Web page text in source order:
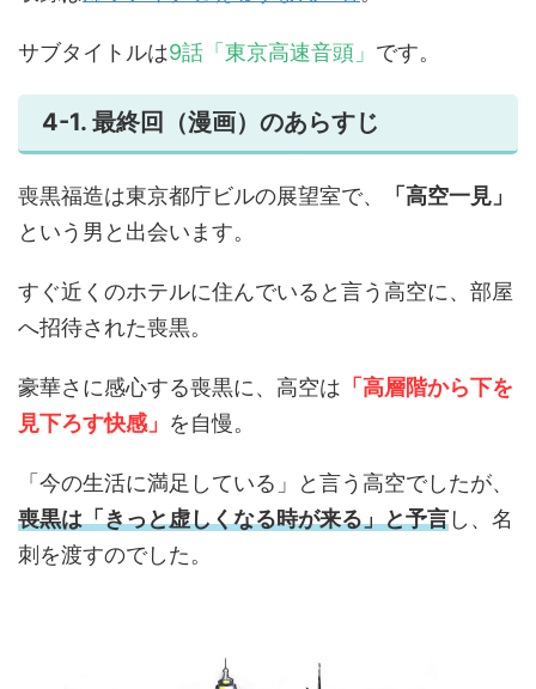
サブタイトルは9話「東京高速音頭」 です。
4-1. 最終回（漫画）のあらすじ
喪黒福造は東京都庁ビルの展望室で、
「高空一見」
という男と出会います。
すぐ近くのホテルに住んでいると言う高空に、部屋
へ招待された喪黒。
豪華さに感心する喪黒に、高空は 「高層階から下を
見下ろす快感」 を自慢。
「今の生活に満足している」と言う高空でしたが、
喪黒は「きっと虚しくなる時が来る」と予言し、名
刺を渡すのでした。